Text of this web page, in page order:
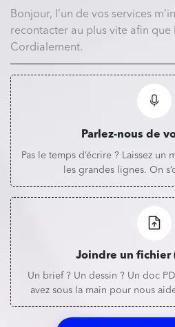
Parlez-nous de
Pas le temps d’écrire ? Laissez un
les grandes lignes. On
Joindre un fichier
Un brief ? Un dessin ? Un doc
avez sous la main pour nous